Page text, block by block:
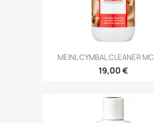
MEINL CYMBAL CLEANER
19,00 €